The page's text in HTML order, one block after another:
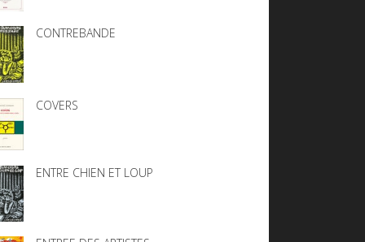
CONTREBANDE
COVERS
ENTRE CHIEN ET LOUP